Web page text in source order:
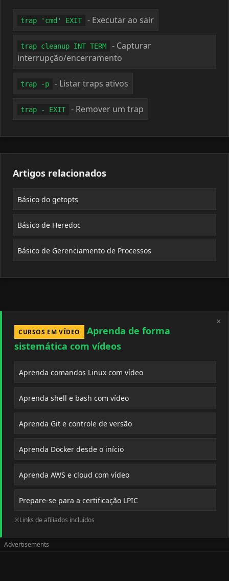
trap 'cmd' EXIT - Executar ao sair
trap cleanup INT TERM
- Capturar
interrupção/encerramento
trap -p - Listar traps ativos
trap - EXIT - Remover um trap
Artigos relacionados
Básico do getopts
Básico de Heredoc
Básico de Gerenciamento de Processos
×
CURSOS EM VÍDEO
Aprenda de forma
sistemática com vídeos
Aprenda comandos Linux com vídeo
Aprenda shell e bash com vídeo
Aprenda Git e controle de versão
Aprenda Docker desde o início
Aprenda AWS e cloud com vídeo
Prepare-se para a certificação LPIC
※Links de afiliados incluídos